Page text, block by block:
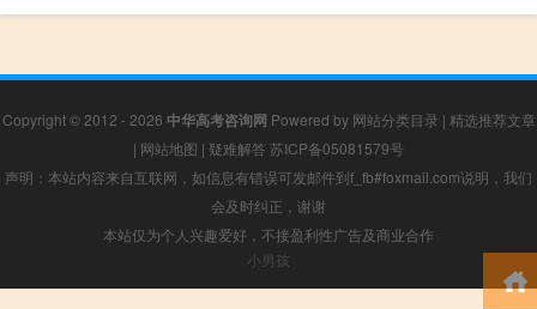
Copyright © 2012 - 2026 中华高考咨询网 Powered by 网站分类目录 | 精选推荐文章
| 网站地图 | 疑难解答 苏ICP备05081579号
声明：本站内容来自互联网，如信息有错误可发邮件到f_fb#foxmail.com说明，我们
会及时纠正，谢谢
本站仅为个人兴趣爱好，不接盈利性广告及商业合作
小男孩